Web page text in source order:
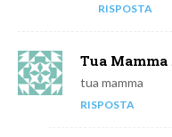
RISPOSTA
Tua Mamma
tua mamma
RISPOSTA